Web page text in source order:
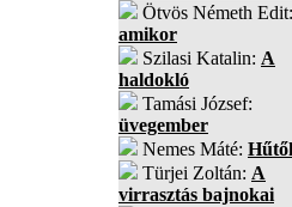
Ötvös Németh Edit:
amikor
Szilasi Katalin: A
haldokló
Tamási József:
üvegember
Nemes Máté:
Türjei Zoltán: A
virrasztás bajnokai